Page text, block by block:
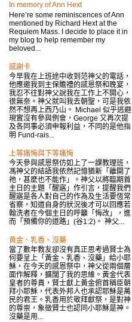
In memory of Ann Hext
Here’re some reminiscences of Ann
mentioned by Richard Hext at the
Requiem Mass. I decide to place it in
my blog to help remember my
beloved...
感謝卡
今早我在上班途中收到范神父的電話，
他應邀我到主保贍禮的感恩祭和晚宴，
我忍不往對神父說我在工作上不開心，
很無奈。神父就叫我去朝聖，可是我依
然不想再上西乃山。 Michael 似乎逃避
現實沒有參與例會，George 又再次提
及各同事必須申報利益，不同的是他指
明 Fund-rais...
上等痛悔與下等痛悔
今天參與感恩祭仿如上了一課教理班，
馮神父的結語我依然記憶猶新「離開了
祂，甚麼也不能作」。神父以將臨期首
主日的主題「醒寤」作引言，提醒我們
醒寤是各人對自己的作為及生活要恆常
省察，知道自身的狀況後才可以回應若
翰洗者在今個主日的呼籲「悔改」，進
而「預備你的道路」(谷1:2)。 神父...
黃金、乳香、沒藥
當了數年教友卻沒有真正思考過賢士為
何要呈上「黃金、乳香、沒藥」給小耶
穌，在今天的感恩祭中，神父從兩個層
面作解釋，擴闊了我的思維。黃金代表
皇者的尊貴，賢士獻上黃金俯首稱臣朝
拜小耶穌，代表外邦人也承認耶穌是萬
民的君王。乳香用於敬拜獻祭，是對神
的尊崇，象徵賢士也認同小耶穌是神。
沒藥是用...